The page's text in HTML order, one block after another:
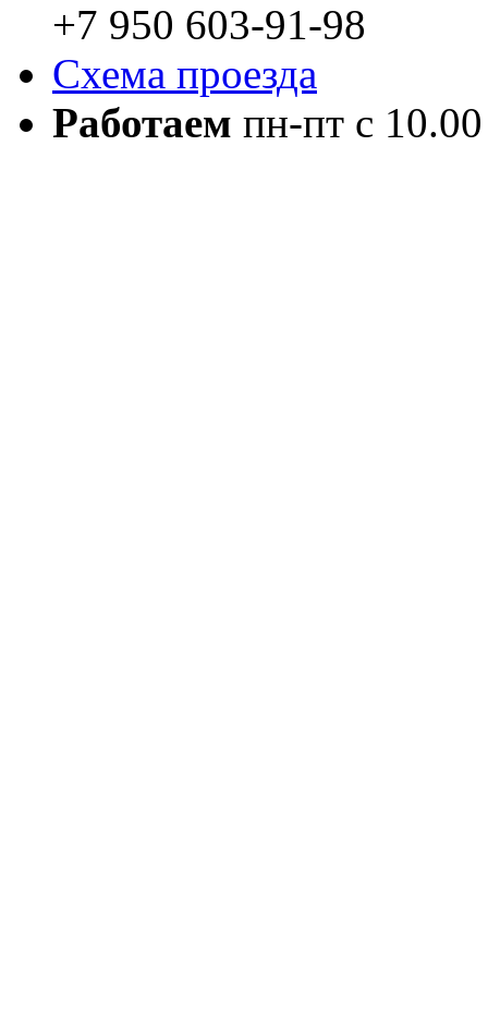
+7 950 603-91-98
Схема проезда
Работаем пн-пт с